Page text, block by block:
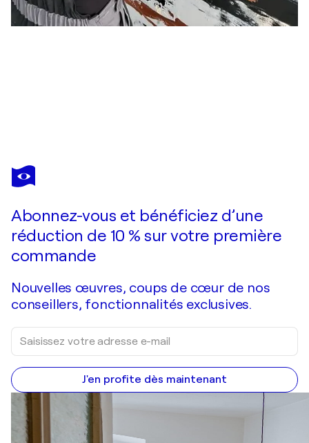
JANE DAWSON
goldenes Dresden
Abonnez-vous et bénéficiez d’une
réduction de 10 % sur votre première
commande
Nouvelles œuvres, coups de cœur de nos
conseillers, fonctionnalités exclusives.
J'en profite dès maintenant